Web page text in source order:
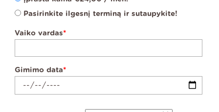
Pasirinkite ilgesnį terminą ir sutaupykite!
Vaiko vardas*
Gimimo data*
vaikui